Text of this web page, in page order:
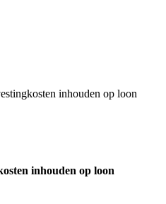
inhouden op loon
inhouden op loon